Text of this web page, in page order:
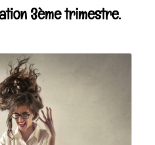
3ème trimestre.